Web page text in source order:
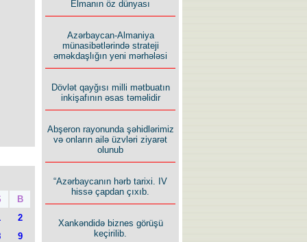
B
2
9
Elmanın öz dünyası
Azərbaycan-Almaniya
münasibətlərində strateji
əməkdaşlığın yeni mərhələsi
Dövlət qayğısı milli mətbuatın
inkişafının əsas təməlidir
Abşeron rayonunda şəhidlərimiz
və onların ailə üzvləri ziyarət
olunub
“Azərbaycanın hərb tarixi. IV
hissə çapdan çıxıb.
Xankəndidə biznes görüşü
keçirilib.